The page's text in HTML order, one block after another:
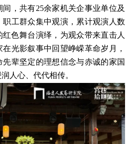
，共有25余家机关企事业单位及
工群众集中观演，累计观演人数
红色舞台演绎，为观众带来直击人
光影叙事中回望峥嵘革命岁月，
辈坚定的理想信念与赤诚的家国
人心、代代相传。